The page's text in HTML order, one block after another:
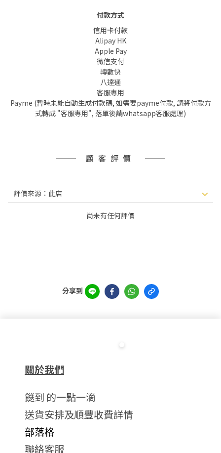
付款方式
信用卡付款
Alipay HK
Apple Pay
微信支付
轉數快
八達通
客服專用
Payme (暫時未能自動生成付款碼, 如需要payme付款, 請將付款方
式轉成 "客服專用", 落單後請whatsapp客服處理)
顧客評價
尚未有任何評價
分享到
關於我們
餸到 的一點一滴
送貨安排及順豐收費詳情
部落格
聯絡客服